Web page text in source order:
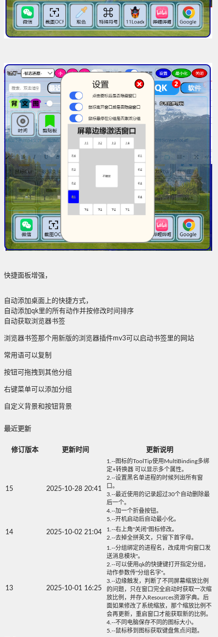
快捷面板增强，
自动添加桌面上的快捷方式，
自动添加qk里的所有动作并按修改时间排序
自动获取浏览器书签
浏览器书签那个用新版的浏览器插件mv3可以启动书签里的网站
常用语可以复制
按钮可拖拽到其他分组
右键菜单可以添加分组
自定义背景和按钮背景
最近更新
修订版本 更新时间 更新说明
15 2025-10-28 20:41
1.--图标的ToolTip使用MultiBinding多绑
定+转换器 可以显示多个属性。
2.--设置黑名单进程的时候列出所有窗
口。
3.--最近使用的记录超过30个自动删除最
后一个。
4.--加一个折叠按钮。
5.--开机启动后自动最小化。
14 2025-10-02 21:04
1.--右上角"关闭"图标修改。
2.--去掉全拼英文，只留下首字母。
13 2025-10-01 16:25
1.--分组绑定的进程名，改成用"向窗口发
送消息模块"。
2.--可以使用qk的快捷键打开指定分组，
动作参数传"分组名字"。
3.--边缘触发，判断了不同屏幕缩放比例
的问题，只在窗口完全启动时获取一次缩
放比例，并存入Resources资源字典。后
面如果修改了系统缩放，那个缩放比例不
会再更新，重启窗口才能获取新的比例。
4.--不同电脑保存不同的图标大小。
5.--鼠标移到图标获取键盘焦点问题。